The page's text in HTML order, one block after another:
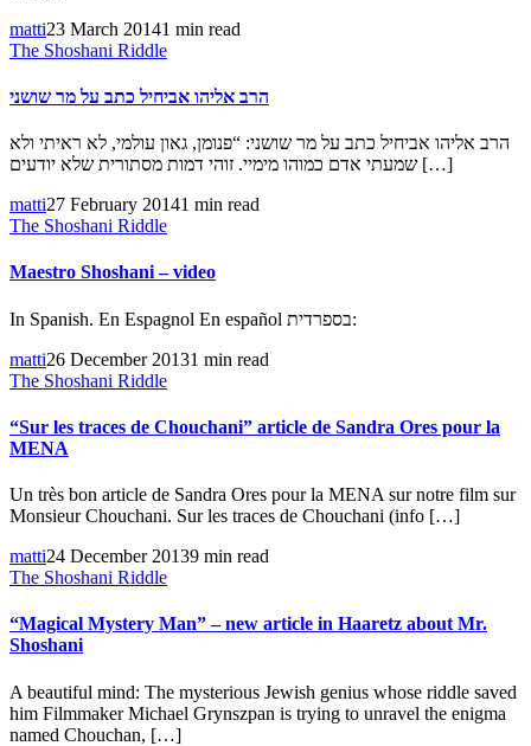
matti23 March 20141 min read
The Shoshani Riddle
הרב אליהו אביחיל כתב על מר שושני
הרב אליהו אביחיל כתב על מר שושני: “פנומן, גאון עולמי, לא ראיתי ולא
שמעתי אדם כמוהו מימיי. זוהי דמות מסתורית שלא יודעים […]
matti27 February 20141 min read
The Shoshani Riddle
Maestro Shoshani – video
In Spanish. En Espagnol En español בספרדית:
matti26 December 20131 min read
The Shoshani Riddle
“Sur les traces de Chouchani” article de Sandra Ores pour la
MENA
Un très bon article de Sandra Ores pour la MENA sur notre film sur
Monsieur Chouchani. Sur les traces de Chouchani (info […]
matti24 December 20139 min read
The Shoshani Riddle
“Magical Mystery Man” – new article in Haaretz about Mr.
Shoshani
A beautiful mind: The mysterious Jewish genius whose riddle saved
him Filmmaker Michael Grynszpan is trying to unravel the enigma
named Chouchan, […]